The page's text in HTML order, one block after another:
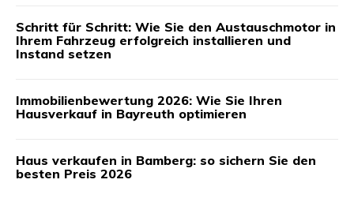
Schritt für Schritt: Wie Sie den Austauschmotor in
Ihrem Fahrzeug erfolgreich installieren und
Instand setzen
Immobilienbewertung 2026: Wie Sie Ihren
Hausverkauf in Bayreuth optimieren
Haus verkaufen in Bamberg: so sichern Sie den
besten Preis 2026